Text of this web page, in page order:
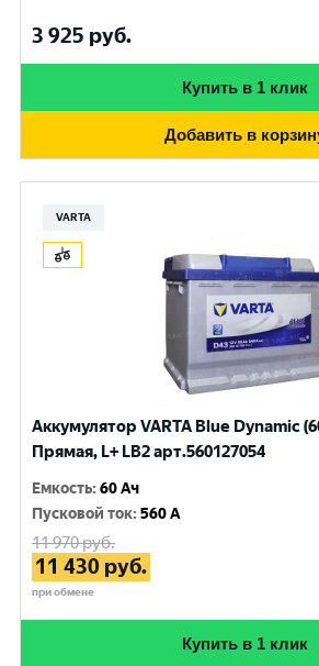
3 925 руб.
Купить в 1 клик
Добавить в
VARTA
Аккумулятор VARTA Blue Dynamic
Прямая, L+ LB2 арт.560127054
Емкость:60 Ач
Пусковой ток:560 A
11 970руб.
11 430 руб.
при обмене
Купить в 1 клик